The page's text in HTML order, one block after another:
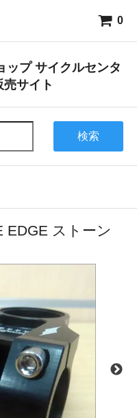
0
ップ サイクルセンタ
サイト
検索
EDGE ストーン